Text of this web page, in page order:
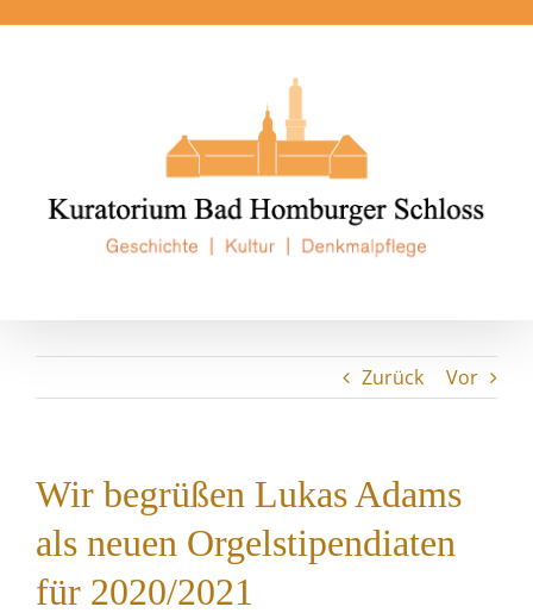
Zurück Vor
Wir begrüßen Lukas Adams
als neuen Orgelstipendiaten
für 2020/2021